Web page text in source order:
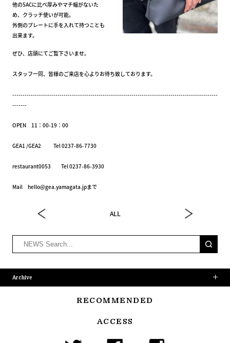
他の5ACに比べ厚みやマチ幅がないた
め、クラッチ使いが可能。
外側のプレートに手を入れて持つことも
出来ます。
ぜひ、店頭にてご覧下さいませ。
スタッフ一同、皆様のご来店を心よりお待ち致しております。
----------------------------------------------------------------------------------------------------
-------
OPEN 11：00-19：00
GEA1 /GEA2 Tel 0237-86-7730
restaurant0053 Tel 0237-86-3930
Mail hello@gea.yamagata.jpまで
ALL
Archive
RECOMMENDED
ACCESS